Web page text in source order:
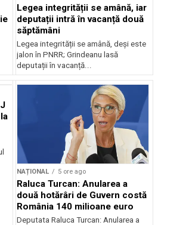
Legea integrității se amână, iar
deputații intră în vacanță două
săptămâni
Legea integrității se amână, deși este
jalon în PNRR; Grindeanu lasă
deputații în vacanță...
NAȚIONAL 5 ore ago
Raluca Turcan: Anularea a
două hotărâri de Guvern costă
România 140 milioane euro
Deputata Raluca Turcan: Anularea a